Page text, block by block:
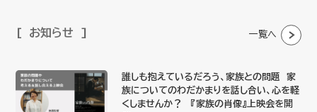
お知らせ 一覧へ
誰しも抱えているだろう、家族との問題 家
族についてのわだかまりを話し合い、心を軽
くしませんか？ 『家族の肖像』上映会を開